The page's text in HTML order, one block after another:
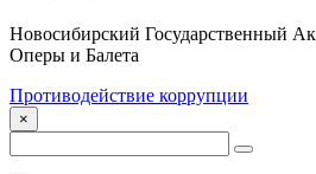
Новосибирский Государственный
Оперы и Балета
Противодействие коррупции
×